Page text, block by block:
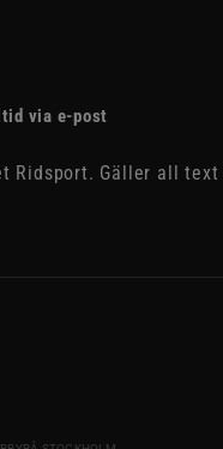
via e-post
Ridsport. Gäller all text